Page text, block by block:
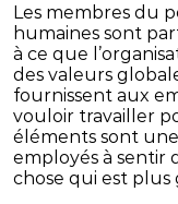
Les membres du
humaines sont
à ce que
des valeurs
fournissent aux
vouloir travailler
éléments sont
employés à sentir
chose qui est plus